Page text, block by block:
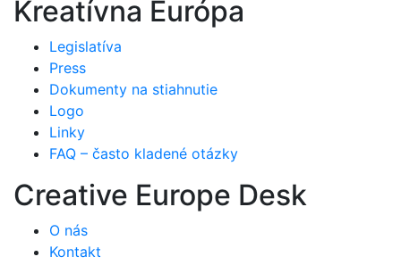
Kreatívna Európa
Legislatíva
Press
Dokumenty na stiahnutie
Logo
Linky
FAQ – často kladené otázky
Creative Europe Desk
O nás
Kontakt